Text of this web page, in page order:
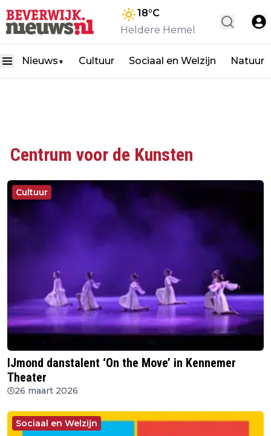
18°C
Heldere Hemel
Nieuws ▼ Cultuur Sociaal en Welzijn Natuur
Centrum voor de Kunsten
Cultuur
IJmond danstalent ‘On the Move’ in Kennemer
Theater
26 maart 2026
Sociaal en Welzijn